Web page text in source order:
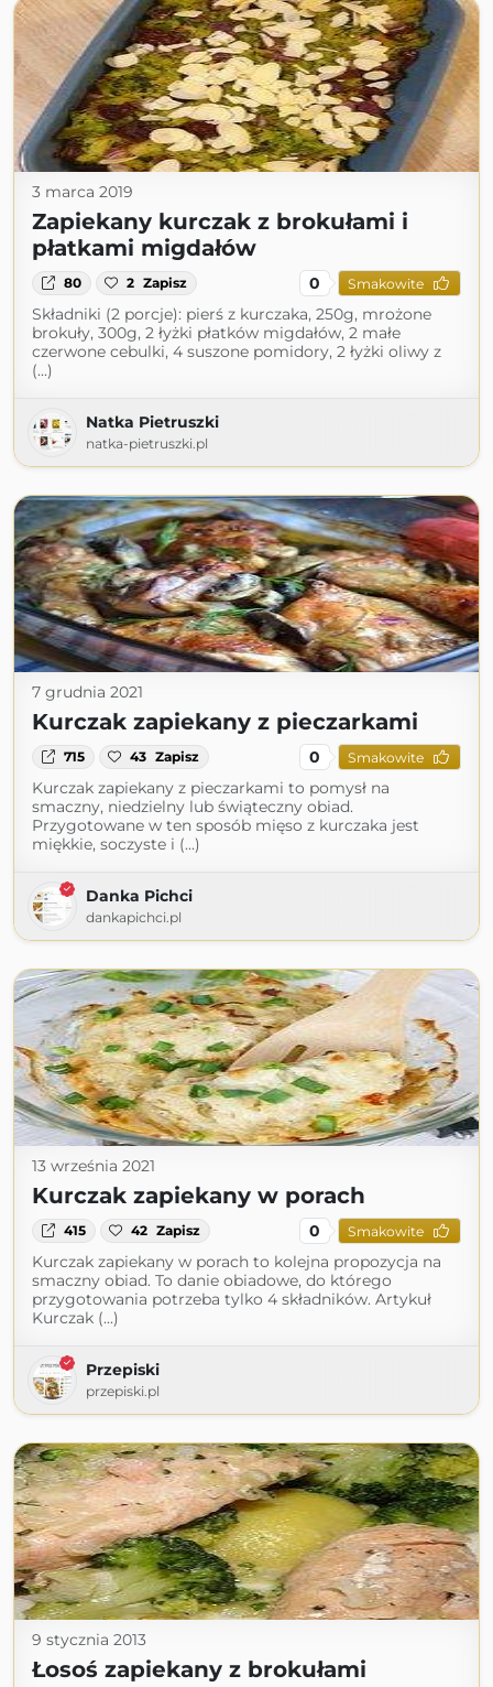
3 marca 2019
Zapiekany kurczak z brokułami i
płatkami migdałów
80 2 Zapisz 0 Smakowite
Składniki (2 porcje): pierś z kurczaka, 250g, mrożone
brokuły, 300g, 2 łyżki płatków migdałów, 2 małe
czerwone cebulki, 4 suszone pomidory, 2 łyżki oliwy z
(...)
Natka Pietruszki
natka-pietruszki.pl
7 grudnia 2021
Kurczak zapiekany z pieczarkami
715 43 Zapisz 0 Smakowite
Kurczak zapiekany z pieczarkami to pomysł na
smaczny, niedzielny lub świąteczny obiad.
Przygotowane w ten sposób mięso z kurczaka jest
miękkie, soczyste i (...)
Danka Pichci
dankapichci.pl
13 września 2021
Kurczak zapiekany w porach
415 42 Zapisz 0 Smakowite
Kurczak zapiekany w porach to kolejna propozycja na
smaczny obiad. To danie obiadowe, do którego
przygotowania potrzeba tylko 4 składników. Artykuł
Kurczak (...)
Przepiski
przepiski.pl
9 stycznia 2013
Łosoś zapiekany z brokułami